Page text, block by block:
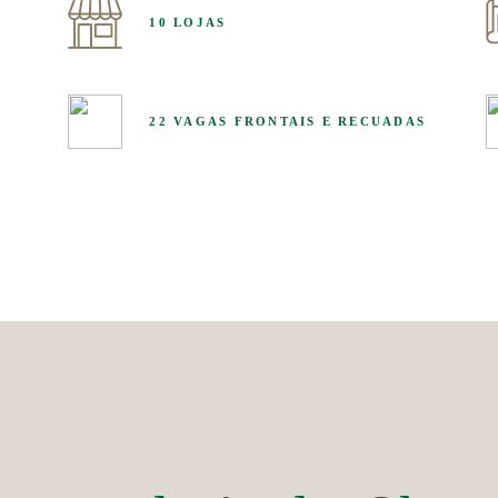
10 LOJAS
22 VAGAS FRONTAIS E RECUADAS
10 LOJAS
22 VAGAS FRONTAIS E RECUADAS